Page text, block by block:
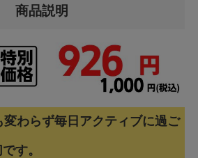
商品説明
変わらず毎日アクティブに過ご
す。